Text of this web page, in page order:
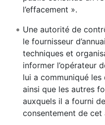
l’effacement ».
Une autorité de
le fournisseur
techniques et
informer l’opérateur
lui a communiqué les
ainsi que les autres
auxquels il a fourni
consentement de cet